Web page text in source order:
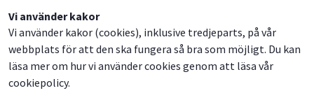
Vi använder kakor
Vi använder kakor (cookies), inklusive tredjeparts, på vår
webbplats för att den ska fungera så bra som möjligt. Du kan
läsa mer om hur vi använder cookies genom att läsa vår
cookiepolicy.
Dela
på
Facebook
Dela
på
Twitter
Dela
på
LinkedIn
Dela
via
email